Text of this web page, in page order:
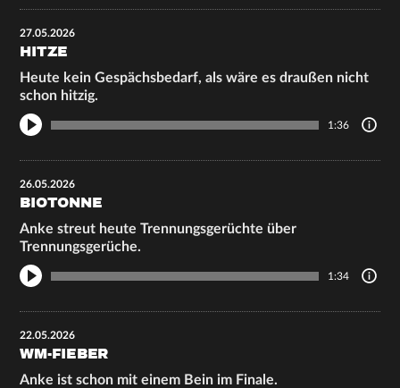
27.05.2026
HITZE
Heute kein Gespächsbedarf, als wäre es draußen nicht
schon hitzig.
1:36
26.05.2026
BIOTONNE
Anke streut heute Trennungsgerüchte über
Trennungsgerüche.
1:34
22.05.2026
WM-FIEBER
Anke ist schon mit einem Bein im Finale.